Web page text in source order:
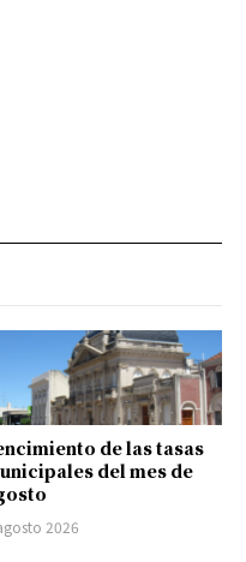
de las tasas
del mes de
2026